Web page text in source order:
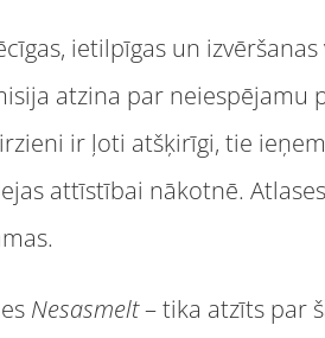
ietilpīgas un izvēršanas
atzina par neiespējamu
ir ļoti atšķirīgi, tie
attīstībai nākotnē.
Nesasmelt– tika atzīts par